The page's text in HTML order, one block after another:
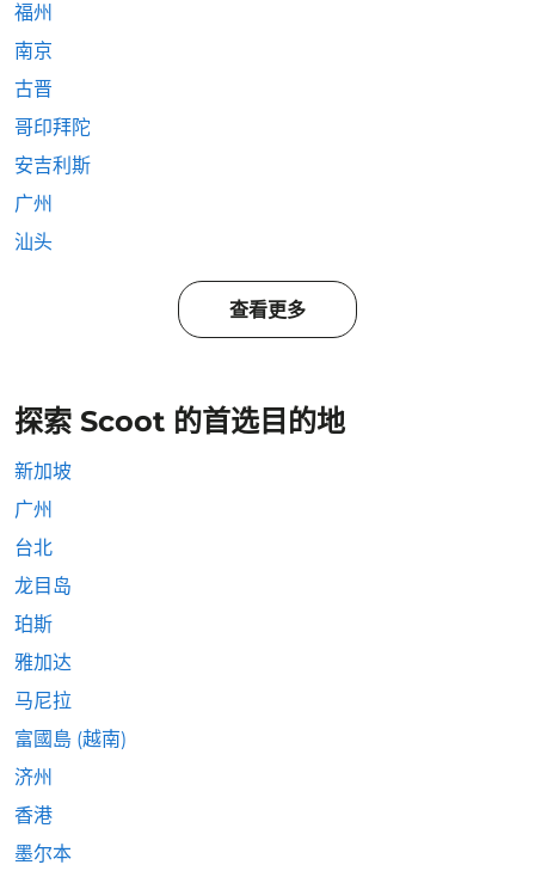
福州
南京
古晋
哥印拜陀
安吉利斯
广州
汕头
查看更多
探索 Scoot 的首选目的地
新加坡
广州
台北
龙目岛
珀斯
雅加达
马尼拉
富國島 (越南)
济州
香港
墨尔本